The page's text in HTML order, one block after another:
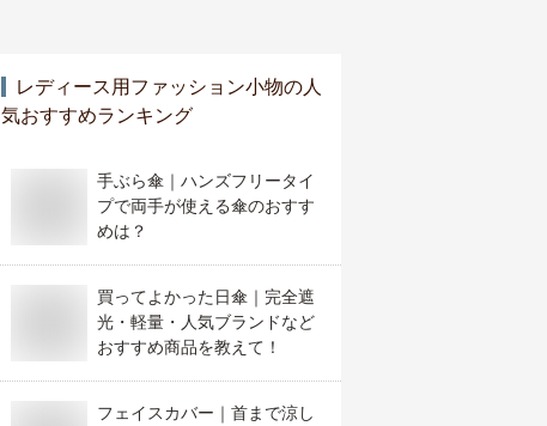
レディース用ファッション小物の人
気おすすめランキング
手ぶら傘｜ハンズフリータイ
プで両手が使える傘のおすす
めは？
買ってよかった日傘｜完全遮
光・軽量・人気ブランドなど
おすすめ商品を教えて！
フェイスカバー｜首まで涼し